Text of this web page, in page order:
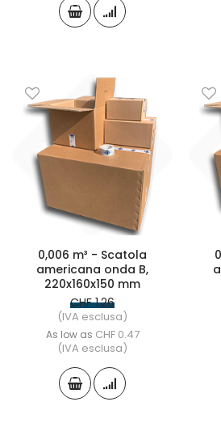
0,006 m³ - Scatola
americana onda B,
220x160x150 mm
CHF 1.26
(IVA esclusa)
As low as CHF 0.47
(IVA esclusa)